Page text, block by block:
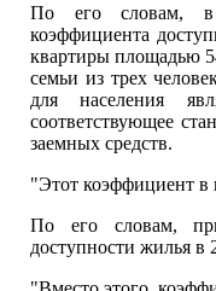
По его словам, в
коэффициента
квартиры площадью
семьи из трех
для населения
соответствующее
заемных средств.
"Этот коэффициент в
По его словам, при
доступности жилья в